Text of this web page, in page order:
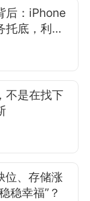
后：iPhone
托底，利润
不是在找下
位、存储涨
稳幸福”？